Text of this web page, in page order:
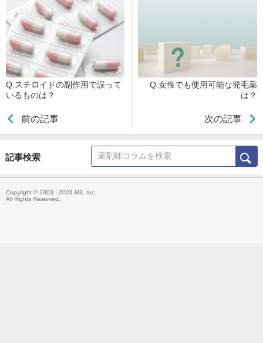
Q.ステロイドの副作用で誤って
いるものは？
前の記事
Q.女性でも使用可能な発毛薬
は？
次の記事
記事検索
Copyright © 2003 - 2026 M3, Inc.
All Rights Reserved.